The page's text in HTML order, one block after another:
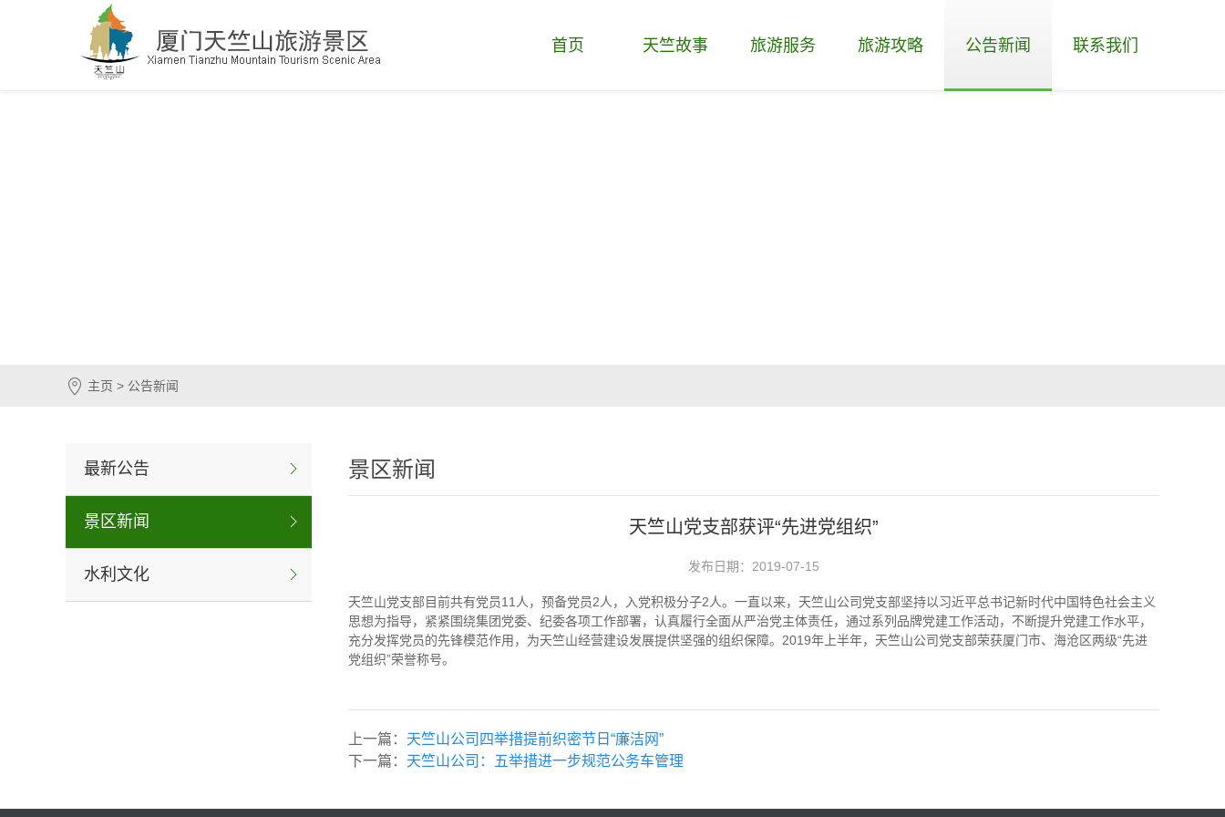
首页 天竺故事 旅游服务 旅游攻略 公告新闻 联系我们
主页 > 公告新闻
最新公告
景区新闻
水利文化
景区新闻
天竺山党支部获评“先进党组织”
发布日期：2019-07-15
天竺山党支部目前共有党员11人，预备党员2人，入党积极分子2人。一直以来，天竺山公司党支部坚持以习近平总书记新时代中国特色社会主义
思想为指导，紧紧围绕集团党委、纪委各项工作部署，认真履行全面从严治党主体责任，通过系列品牌党建工作活动，不断提升党建工作水平，
充分发挥党员的先锋模范作用，为天竺山经营建设发展提供坚强的组织保障。2019年上半年，天竺山公司党支部荣获厦门市、海沧区两级“先进
党组织”荣誉称号。
上一篇： 天竺山公司四举措提前织密节日“廉洁网”
下一篇： 天竺山公司：五举措进一步规范公务车管理